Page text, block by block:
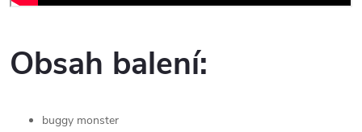
Obsah balení:
buggy monster